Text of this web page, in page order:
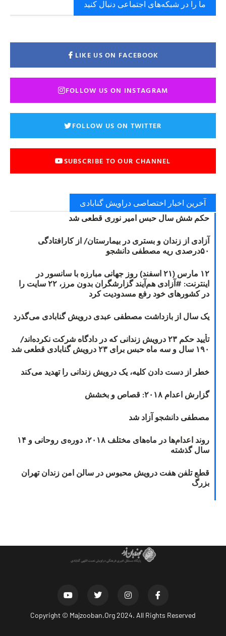
ما را در شبکه‌های اجتماعی دنبال کنید
LIKE US ON FACEBOOK
FOLLOW US ON INSTAGRAM
FOLLOW US ON TWITTER
SUBSCRIBE TO OUR CHANNEL
آخرین اخبار اختصاصی دراویش گنابادی
حکم شش سال حبس امیر نوری قطعی شد
آزادی از زندان و بستری در بیمارستان/ از کارافتادگی
۵۰درصدی ریه مصطفی دانشجو
۱۲ مارس (۲۱ اسفند) روز جهانی مبارزه با سانسور در
اینترنت: #آزادی هم‌آیند گزارشگران‌ بدون مرز، ۲۲ سایت را
در کشورهای خود رفع مسدودیت کرد
یک سال از بازداشت مصطفی عبدی درویش گنابادی می‌گذرد
تأیید حکم ۲۳ درویش زندانی که در دادگاه شرکت نکرده‌اند/
۱۹۰ سال و سه ماه حبس برای ۲۳ درویش گنابادی قطعی شد
خطر از دست دادن کلیه، یک درویش زندانی را تهدید می‌کند
گزارش اعدام ۲۰۱۸: قصاص و بخشش
مصطفی دانشجو آزاد شد
روند اعدام‌ها در ماه‌های مختلف ۲۰۱۸، دوره‌ی روحانی و ۱۴
سال گذشته
قطع تلفن هفت درویش محبوس در سالن امن زندان تهران
بزرگ
Copyright © Majzooban.Org2024. All Rights Reserved